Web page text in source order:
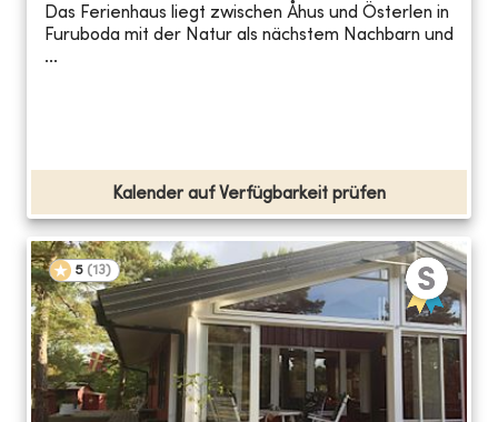
Das Ferienhaus liegt zwischen Åhus und Österlen in
Furuboda mit der Natur als nächstem Nachbarn und
...
Kalender auf Verfügbarkeit prüfen
5 (13)